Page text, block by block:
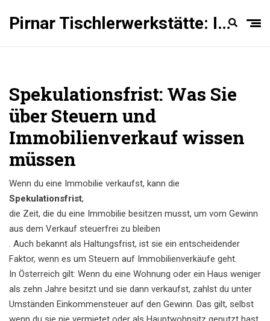
Pirnar Tischlerwerkstätte: Innentüren Experten
Spekulationsfrist: Was Sie
über Steuern und
Immobilienverkauf wissen
müssen
Wenn du eine Immobilie verkaufst, kann die
Spekulationsfrist,
die Zeit, die du eine Immobilie besitzen musst, um vom Gewinn
aus dem Verkauf steuerfrei zu bleiben
. Auch bekannt als Haltungsfrist, ist sie ein entscheidender
Faktor, wenn es um Steuern auf Immobilienverkäufe geht.
In Österreich gilt: Wenn du eine Wohnung oder ein Haus weniger
als zehn Jahre besitzt und sie dann verkaufst, zahlst du unter
Umständen Einkommensteuer auf den Gewinn. Das gilt, selbst